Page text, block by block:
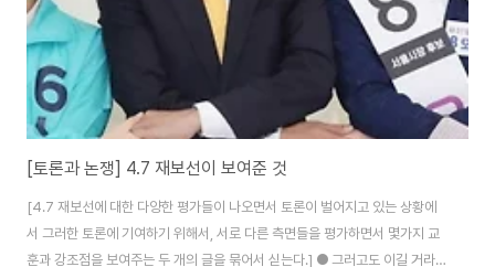
[토론과 논쟁] 4.7 재보선이 보여준 것
[4.7 재보선에 대한 다양한 평가들이 나오면서 토론이 벌어지고 있는 상황에
서 그러한 토론에 기여하기 위해서, 서로 다른 측면들을 평가하면서 몇가지 교
훈과 강조점을 보여주는 두 개의 글을 묶어서 싣는다.] ● 그러고도 이길 거라